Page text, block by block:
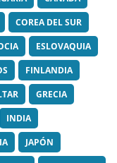
COREA DEL SUR
ESLOVAQUIA
FINLANDIA
GRECIA
INDIA
JAPÓN